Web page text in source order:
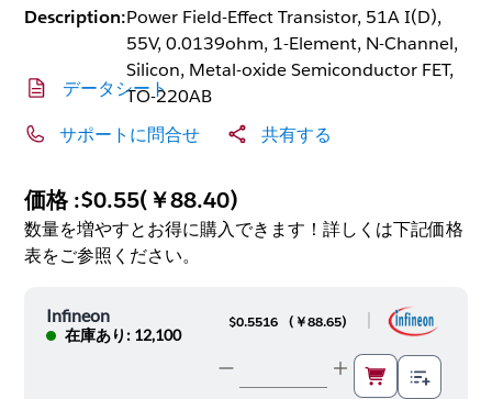
Description:Power Field-Effect Transistor, 51A I(D),
55V, 0.0139ohm, 1-Element, N-Channel,
Silicon, Metal-oxide Semiconductor FET,
TO-220AB
データシート
サポートに問合せ 共有する
価格 :$0.55(￥88.40)
数量を増やすとお得に購入できます！詳しくは下記価格
表をご参照ください。
Infineon
在庫あり: 12,100
$0.5516 ( ￥88.65)